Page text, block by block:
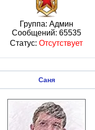
Группа: Админ
Сообщений: 65535
Статус: Отсутствует
Саня